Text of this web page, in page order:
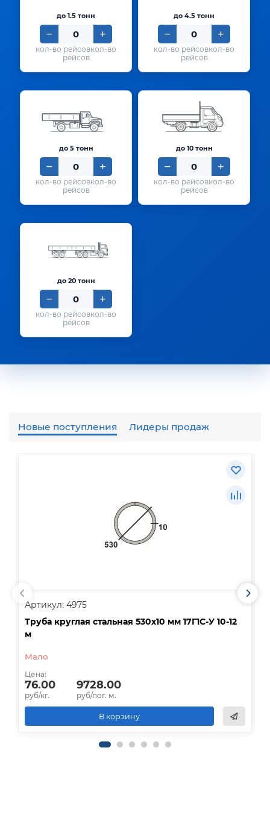
до 1.5 тонн
кол-во
рейсов
до 4.5 тонн
кол-во
рейсов
до 5 тонн
кол-во
рейсов
до 10 тонн
кол-во
рейсов
до 20 тонн
кол-во
рейсов
Новые поступления Лидеры продаж
Артикул: 4975
Труба круглая стальная 530х10 мм 17Г1С-У 10-12
м
Мало
Цена:
76.00
руб/кг.
9728.00
руб/пог. м.
В корзину